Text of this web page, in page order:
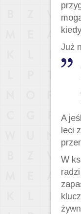
Już
A
leci
W